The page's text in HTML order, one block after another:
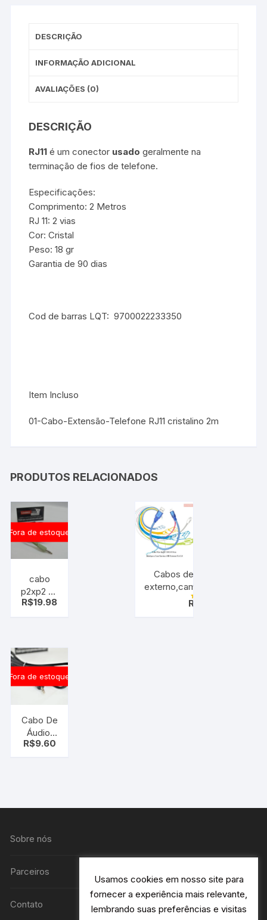
DESCRIÇÃO
INFORMAÇÃO ADICIONAL
AVALIAÇÕES (0)
DESCRIÇÃO
RJ11 é um conector usado geralmente na
terminação de fios de telefone.
Especificações:
Comprimento: 2 Metros
RJ 11: 2 vias
Cor: Cristal
Peso: 18 gr
Garantia de 90 dias
Cod de barras LQT: 9700022233350
Item Incluso
01-Cabo-Extensão-Telefone RJ11 cristalino 2m
PRODUTOS RELACIONADOS
Fora de estoque
cabo
p2xp2 C/
anti-
R$19.98
Cabos de dados v3 p/ HD
Avaliação
R$
Fora de estoque
Cabo De
Áudio,
Estéreo
R$9.60
Sobre nós
Parceiros
Contato
Usamos cookies em nosso site para
fornecer a experiência mais relevante,
lembrando suas preferências e visitas